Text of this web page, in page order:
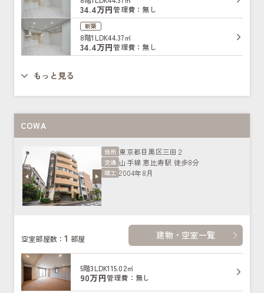
34.4万円管理費：無し
新築
8階1LDK44.37㎡
34.4万円管理費：無し
もっと見る
COWA
住所 東京都目黒区三田２
交通 山手線 恵比寿駅 徒歩8分
竣工 2004年8月
空室部屋数：1 部屋 建物・空室一覧
5階3LDK115.02㎡
90万円管理費：無し